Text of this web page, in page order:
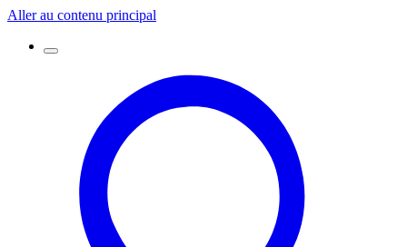
Aller au contenu principal